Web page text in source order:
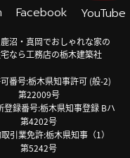
Facebook YouTube
沼・真岡でおしゃれな家の
なら工務店の栃木建築社
番号:栃木県知事許可 (般-2)
第22009号
登録番号:栃木県知事登録 Bハ
第4202号
引業免許:栃木県知事（1）
第5242号